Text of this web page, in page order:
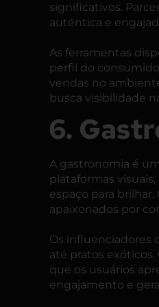
significativos.
autêntica e
As ferramentas
perfil do
vendas no
busca visibilidade
6.
A gastronomia é
plataformas
espaço para
apaixonados por
Os influenciadores
até pratos
que os usuários
engajamento e